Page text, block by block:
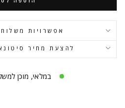
אפשרויות
להצעת מחיר
במלאי, מוכן